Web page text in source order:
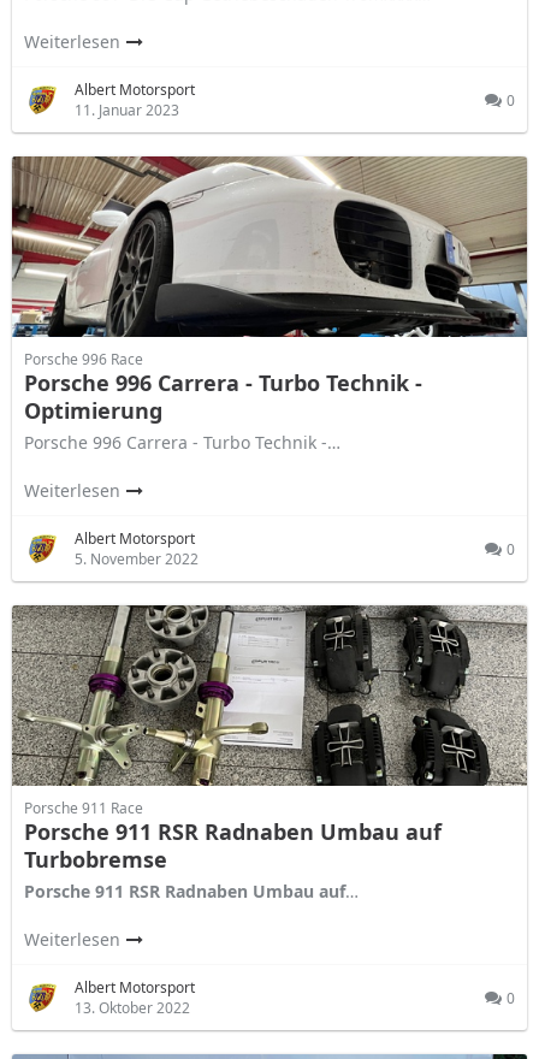
Weiterlesen
Albert Motorsport
11. Januar 2023
0
Porsche 996 Race
Porsche 996 Carrera - Turbo Technik -
Optimierung
Porsche 996 Carrera - Turbo Technik -…
Weiterlesen
Albert Motorsport
5. November 2022
0
Porsche 911 Race
Porsche 911 RSR Radnaben Umbau auf
Turbobremse
Porsche 911 RSR Radnaben Umbau auf…
Weiterlesen
Albert Motorsport
13. Oktober 2022
0